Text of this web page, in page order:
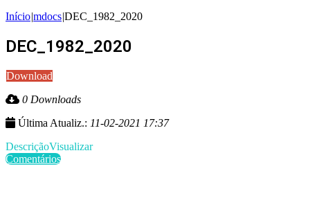
Início|mdocs|DEC_1982_2020
DEC_1982_2020
Download
0 Downloads
Última Atualiz.: 11-02-2021 17:37
DescriçãoVisualizar
Comentários